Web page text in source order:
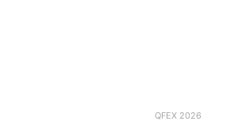
QFEX 2026